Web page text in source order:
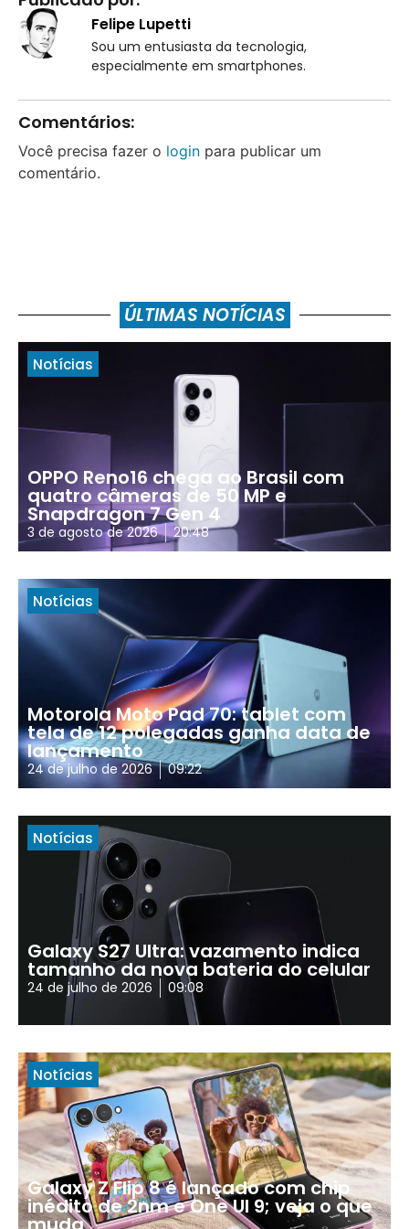
Felipe Lupetti
Sou um entusiasta da tecnologia,
especialmente em smartphones.
Comentários:
Você precisa fazer o login para publicar um
comentário.
ÚLTIMAS NOTÍCIAS
Notícias
OPPO Reno16 chega ao Brasil com
quatro câmeras de 50 MP e
Snapdragon 7 Gen 4
3 de agosto de 2026 20:48
Notícias
Motorola Moto Pad 70: tablet com
tela de 12 polegadas ganha data de
lançamento
24 de julho de 2026 09:22
Notícias
Galaxy S27 Ultra: vazamento indica
tamanho da nova bateria do celular
24 de julho de 2026 09:08
Notícias
Galaxy Z Flip 8 é lançado com chip
inédito de 2nm e One UI 9; veja o que